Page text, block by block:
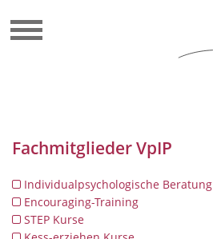
Fachmitglieder VpIP
Individualpsychologische Beratung
Encouraging-Training
STEP Kurse